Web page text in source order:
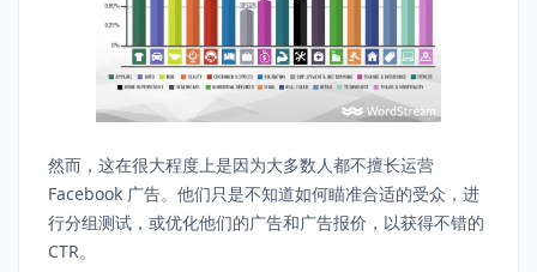
然而，这在很大程度上是因为大多数人都不擅长运营
Facebook 广告。他们只是不知道如何瞄准合适的受众，进
行分组测试，或优化他们的广告和广告报价，以获得不错的
CTR。